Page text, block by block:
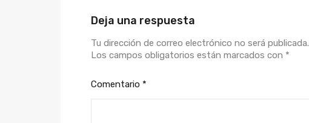
Deja una respuesta
Tu dirección de correo electrónico no será publicada.
Los campos obligatorios están marcados con *
Comentario *